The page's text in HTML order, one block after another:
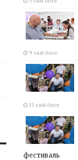
9 saat önce
15 saat önce
фестиваль